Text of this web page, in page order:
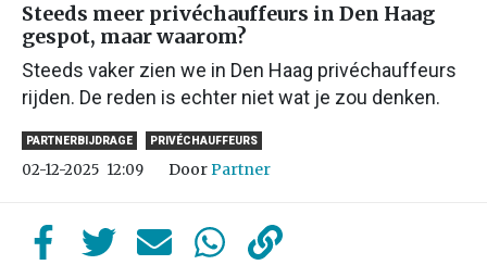
Steeds meer privéchauffeurs in Den Haag
gespot, maar waarom?
Steeds vaker zien we in Den Haag privéchauffeurs
rijden. De reden is echter niet wat je zou denken.
PARTNERBIJDRAGE PRIVÉCHAUFFEURS
02-12-2025 12:09 DoorPartner